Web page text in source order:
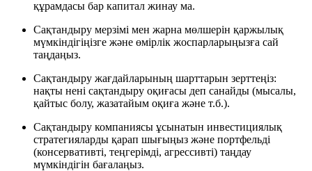
құрамдасы бар капитал жинау ма.
Сақтандыру мерзімі мен жарна мөлшерін қаржылық
мүмкіндігіңізге және өмірлік жоспарларыңызға сай
таңдаңыз.
Сақтандыру жағдайларының шарттарын зерттеңіз:
нақты нені сақтандыру оқиғасы деп санайды (мысалы,
қайтыс болу, жазатайым оқиға және т.б.).
Сақтандыру компаниясы ұсынатын инвестициялық
стратегияларды қарап шығыңыз және портфельді
(консервативті, теңгерімді, агрессивті) таңдау
мүмкіндігін бағалаңыз.